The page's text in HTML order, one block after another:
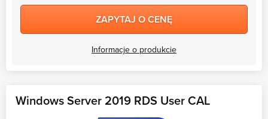
ZAPYTAJ O CENĘ
Informacje o produkcie
Windows Server 2019 RDS User CAL